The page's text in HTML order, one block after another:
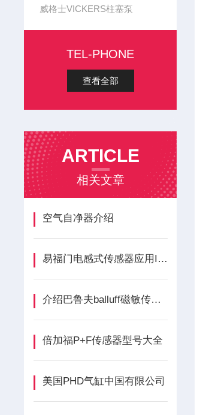
威格士VICKERS柱塞泵
TEL-PHONE
查看全部
ARTICLE
相关文章
空气自净器介绍
易福门电感式传感器应用IFM兰州代理
介绍巴鲁夫balluff磁敏传感器
倍加福P+F传感器型号大全
美国PHD气缸中国有限公司